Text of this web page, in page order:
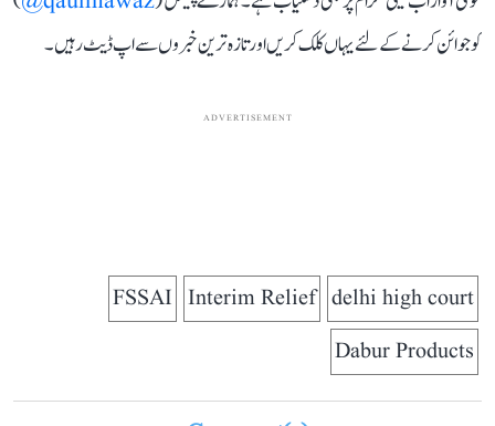
کو جوائن کرنے کے لئے یہاں کلک کریں اور تازہ ترین خبروں سے اپ ڈیٹ رہیں۔
ADVERTISEMENT
delhi high court
Interim Relief
FSSAI
Dabur Products